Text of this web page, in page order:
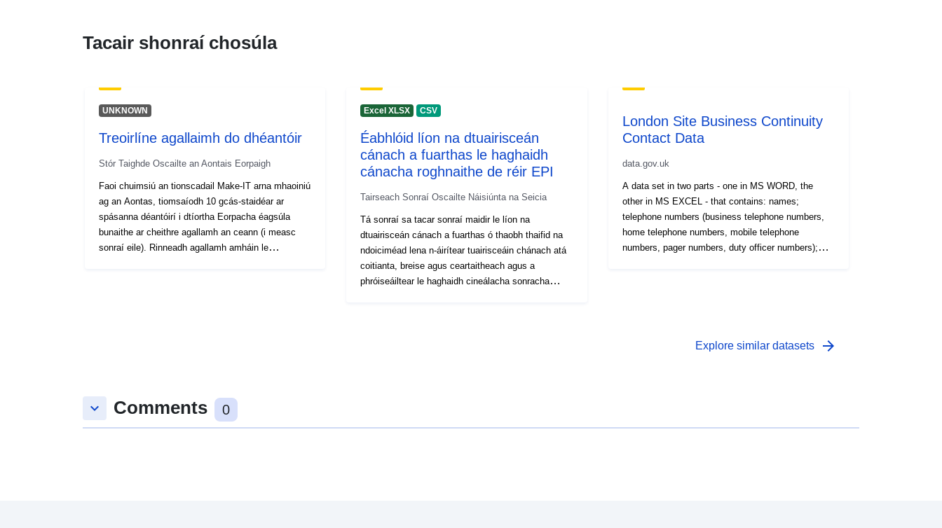
Tacair shonraí chosúla
UNKNOWN
Treoirlíne agallaimh do dhéantóir
Stór Taighde Oscailte an Aontais Eorpaigh
Faoi chuimsiú an tionscadail Make-IT arna mhaoiniú
ag an Aontas, tiomsaíodh 10 gcás-staidéar ar
spásanna déantóirí i dtíortha Eorpacha éagsúla
bunaithe ar cheithre agallamh an ceann (i measc
sonraí eile). Rinneadh agallamh amháin le
Excel XLSX CSV
Éabhlóid líon na dtuairisceán
cánach a fuarthas le haghaidh
cánacha roghnaithe de réir EPI
Tairseach Sonraí Oscailte Náisiúnta na Seicia
Tá sonraí sa tacar sonraí maidir le líon na
dtuairisceán cánach a fuarthas ó thaobh thaifid na
ndoiciméad lena n-áirítear tuairisceáin chánach atá
coitianta, breise agus ceartaitheach agus a
phróiseáiltear le haghaidh cineálacha sonracha
London Site Business Continuity
Contact Data
data.gov.uk
A data set in two parts - one in MS WORD, the
other in MS EXCEL - that contains: names;
telephone numbers (business telephone numbers,
home telephone numbers, mobile telephone
numbers, pager numbers, duty officer numbers);
Explore similar datasets arrow_forward
keyboard_arrow_down Comments 0